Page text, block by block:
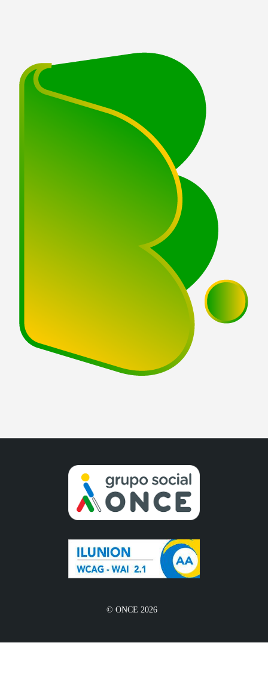
© ONCE 2026